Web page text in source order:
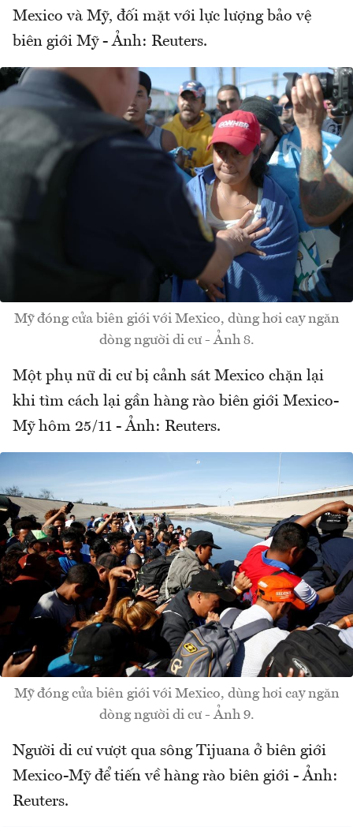
Mexico và Mỹ, đối mặt với lực lượng bảo vệ
biên giới Mỹ - Ảnh: Reuters.
Mỹ đóng cửa biên giới với Mexico, dùng hơi cay ngăn
dòng người di cư - Ảnh 8.
Một phụ nữ di cư bị cảnh sát Mexico chặn lại
khi tìm cách lại gần hàng rào biên giới Mexico-
Mỹ hôm 25/11 - Ảnh: Reuters.
Mỹ đóng cửa biên giới với Mexico, dùng hơi cay ngăn
dòng người di cư - Ảnh 9.
Người di cư vượt qua sông Tijuana ở biên giới
Mexico-Mỹ để tiến về hàng rào biên giới - Ảnh:
Reuters.